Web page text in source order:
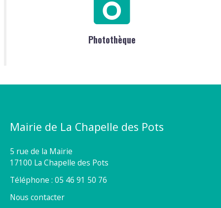
Photothèque
Mairie de La Chapelle des Pots
5 rue de la Mairie
17100 La Chapelle des Pots
Téléphone : 05 46 91 50 76
Nous contacter